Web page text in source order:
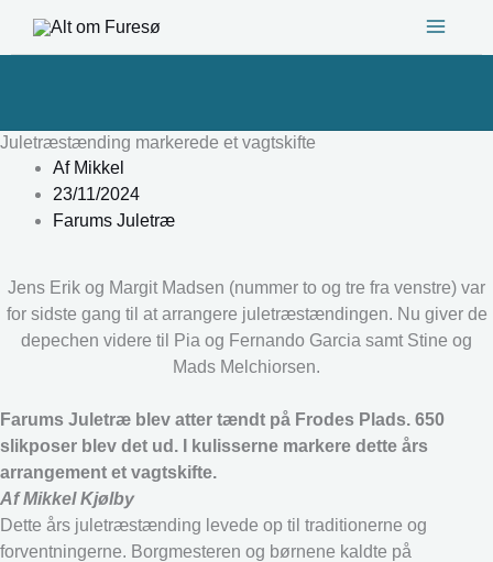
Juletræstænding markerede et vagtskifte
AfMikkel
23/11/2024
Farums Juletræ
Jens Erik og Margit Madsen (nummer to og tre fra venstre) var
for sidste gang til at arrangere juletræstændingen. Nu giver de
depechen videre til Pia og Fernando Garcia samt Stine og
Mads Melchiorsen.
Farums Juletræ blev atter tændt på Frodes Plads. 650
slikposer blev det ud. I kulisserne markere dette års
arrangement et vagtskifte.
Af Mikkel Kjølby
Dette års juletræstænding levede op til traditionerne og
forventningerne. Borgmesteren og børnene kaldte på